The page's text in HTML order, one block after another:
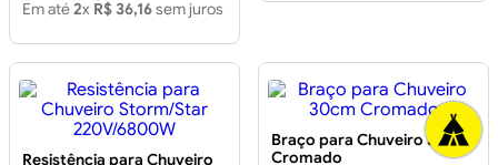
Em até2x R$ 36,16sem juros
Resistência para Chuveiro
Braço para Chuveiro 30cm
Cromado